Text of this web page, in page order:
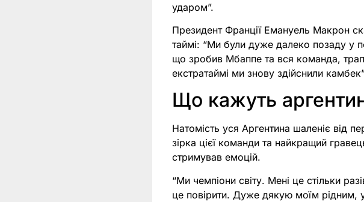
ударом”.
Президент Франції Емануель Макрон
таймі: “Ми були дуже далеко позаду у
що зробив Мбаппе та вся команда,
екстратаймі ми знову здійснили
Що кажуть
Натомість уся Аргентина шаленіє від
зірка цієї команди та найкращий
стримував емоцій.
“Ми чемпіони світу. Мені це стільки
це повірити. Дуже дякую моїм рідним,